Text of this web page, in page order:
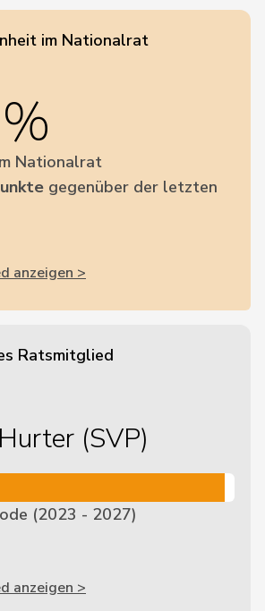
im Nationalrat
Nationalrat
gegenüber der letzten
anzeigen >
Ratsmitglied
(SVP)
(2023 - 2027)
anzeigen >